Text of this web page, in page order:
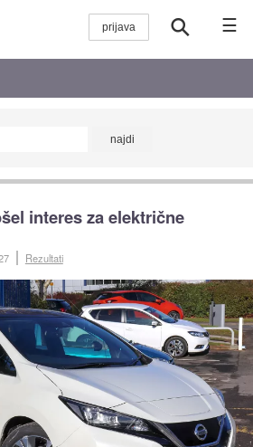
☰
interes za električne
Rezultati